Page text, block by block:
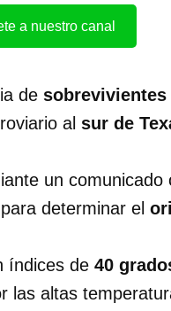
a nuestro canal
de sobrevivientes
al sur de
un
determinar el
índices de 40
las altas